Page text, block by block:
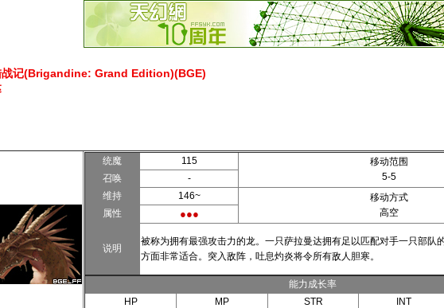
战记(Brigandine: Grand Edition)(BGE)
统魔 115
移动范围
5-5
召唤
-
维持
146~
移动方式
高空
属性 ●●●
说明
被称为拥有最强攻击力的龙。一只萨拉曼达拥有足以匹配对手一只部队
方面非常适合。突入敌阵，吐息灼炎将令所有敌人胆寒。
能力成长率
HP
MP STR INT